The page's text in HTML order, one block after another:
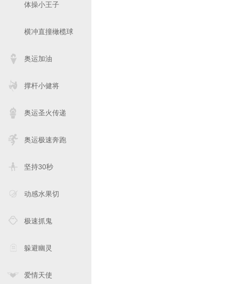
体操小王子
横冲直撞橄榄球
奥运加油
撑杆小健将
奥运圣火传递
奥运极速奔跑
坚持30秒
动感水果切
极速抓鬼
躲避幽灵
爱情天使